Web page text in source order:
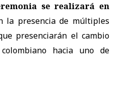
se realizará en
la presencia de múltiples
presenciarán el cambio
hacia uno de